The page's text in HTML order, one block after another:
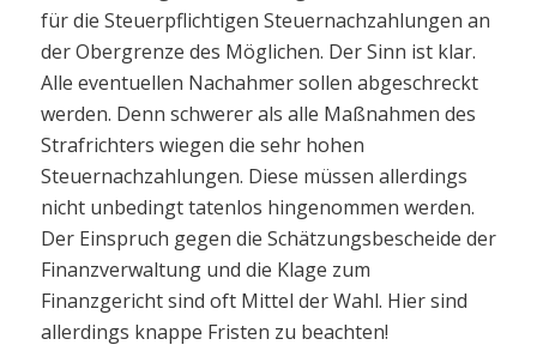
für die Steuerpflichtigen Steuernachzahlungen an
der Obergrenze des Möglichen. Der Sinn ist klar.
Alle eventuellen Nachahmer sollen abgeschreckt
werden. Denn schwerer als alle Maßnahmen des
Strafrichters wiegen die sehr hohen
Steuernachzahlungen. Diese müssen allerdings
nicht unbedingt tatenlos hingenommen werden.
Der Einspruch gegen die Schätzungsbescheide der
Finanzverwaltung und die Klage zum
Finanzgericht sind oft Mittel der Wahl. Hier sind
allerdings knappe Fristen zu beachten!